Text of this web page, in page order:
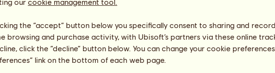
the “accept” button below you specifically consent to sharing and
browsing and purchase activity, with Ubisoft’s partners via these online
click the “decline” button below. You can change your cookie
link on the bottom of each web page.